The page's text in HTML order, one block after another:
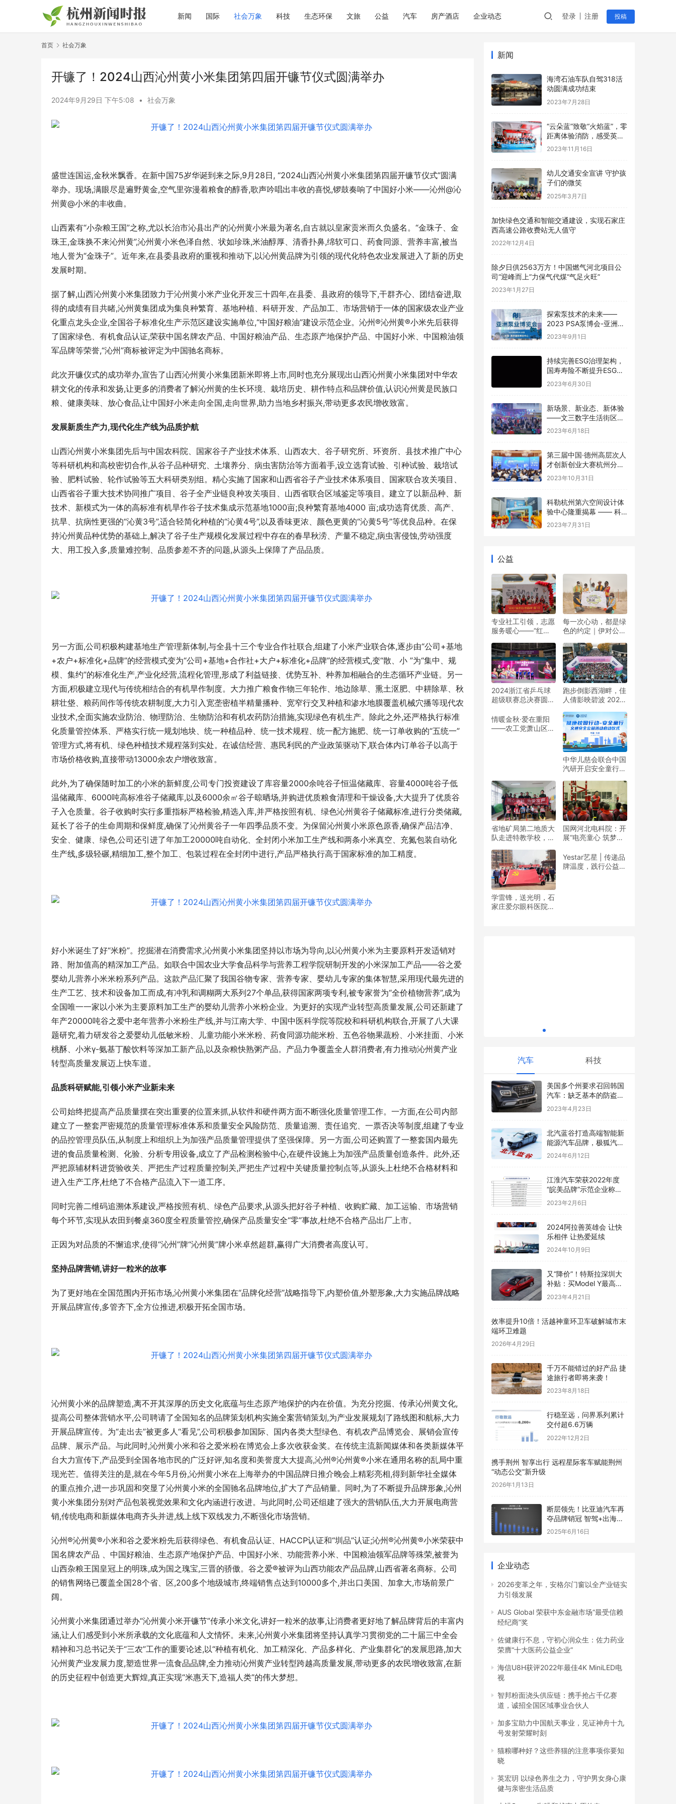
新闻 国际 社会万象 科技 生态环保 文旅 公益 汽车 房产酒店 企业动态 登录 注册 投稿
首页 社会万象
开镰了！2024山西沁州黄小米集团第四届开镰节仪式圆满举办
2024年9月29日 下午5:08 • 社会万象
盛世连国运,金秋米飘香。在新中国75岁华诞到来之际,9月28日, “2024山西沁州黄小米集团第四届开镰节仪式”圆满
举办。现场,满眼尽是遍野黄金,空气里弥漫着粮食的醇香,歌声吟唱出丰收的喜悦,锣鼓奏响了中国好小米——沁州@沁
州黄@小米的丰收曲。
山西素有“小杂粮王国”之称,尤以长治市沁县出产的沁州黄小米最为著名,自古就以皇家贡米而久负盛名。“金珠子、金
珠王,金珠换不来沁州黄”,沁州黄小米色泽自然、状如珍珠,米油醇厚、清香扑鼻,绵软可口、药食同源、营养丰富,被当
地人誉为“金珠子”。近年来,在县委县政府的重视和推动下,以沁州黄品牌为引领的现代化特色农业发展进入了新的历史
发展时期。
据了解,山西沁州黄小米集团致力于沁州黄小米产业化开发三十四年,在县委、县政府的领导下,干群齐心、团结奋进,取
得的成绩有目共睹,沁州黄集团成为集良种繁育、基地种植、科研开发、产品加工、市场营销于一体的国家级农业产业
化重点龙头企业,全国谷子标准化生产示范区建设实施单位,“中国好粮油”建设示范企业。沁州®沁州黄®小米先后获得
了国家绿色、有机食品认证,荣获中国名牌农产品、中国好粮油产品、生态原产地保护产品、中国好小米、中国粮油领
军品牌等荣誉,“沁州”商标被评定为中国驰名商标。
此次开镰仪式的成功举办,宣告了山西沁州黄小米集团新米即将上市,同时也充分展现出山西沁州黄小米集团对中华农
耕文化的传承和发扬,让更多的消费者了解沁州黄的生长环境、栽培历史、耕作特点和品牌价值,认识沁州黄是民族口
粮、健康美味、放心食品,让中国好小米走向全国,走向世界,助力当地乡村振兴,带动更多农民增收致富。
发展新质生产力,现代化生产线为品质护航
山西沁州黄小米集团先后与中国农科院、国家谷子产业技术体系、山西农大、谷子研究所、环资所、县技术推广中心
等科研机构和高校密切合作,从谷子品种研究、土壤养分、病虫害防治等方面着手,设立选育试验、引种试验、栽培试
验、肥料试验、轮作试验等五大科研类别组。精心实施了国家和山西省谷子产业技术体系项目、国家联合攻关项目、
山西省谷子重大技术协同推广项目、谷子全产业链良种攻关项目、山西省联合区域鉴定等项目。建立了以新品种、新
技术、新模式为一体的高标准有机旱作谷子技术集成示范基地1000亩;良种繁育基地4000 亩;成功选育优质、高产、
抗旱、抗病性更强的“沁黄3号”,适合轻简化种植的“沁黄4号”,以及香味更浓、颜色更黄的“沁黄5号”等优良品种。在保
持沁州黄品种优势的基础上,解决了谷子生产规模化发展过程中存在的春旱秋涝、产量不稳定,病虫害侵蚀,劳动强度
大、用工投入多,质量难控制、品质参差不齐的问题,从源头上保障了产品品质。
另一方面,公司积极构建基地生产管理新体制,与全县十三个专业合作社联合,组建了小米产业联合体,逐步由“公司+基地
+农户+标准化+品牌”的经营模式变为“公司+基地+合作社+大户+标准化+品牌”的经营模式,变“散、小 ”为“集中、规
模、集约”的标准化生产,产业化经营,流程化管理,形成了利益链接、优势互补、种养加相融合的生态循环产业链。另一
方面,积极建立现代与传统相结合的有机旱作制度。大力推广粮食作物三年轮作、地边除草、熏土沤肥、中耕除草、秋
耕壮垡、粮药间作等传统农耕制度,大力引入宽垄密植半精量播种、宽窄行交叉种植和渗水地膜覆盖机械穴播等现代农
业技术,全面实施农业防治、物理防治、生物防治和有机农药防治措施,实现绿色有机生产。除此之外,还严格执行标准
化质量管控体系、严格实行统一规划地块、统一种植品种、统一技术规程、统一配方施肥、统一订单收购的“五统一”
管理方式,将有机、绿色种植技术规程落到实处。在诚信经营、惠民利民的产业政策驱动下,联合体内订单谷子以高于
市场价格收购,直接带动13000余农户增收致富。
此外,为了确保随时加工的小米的新鲜度,公司专门投资建设了库容量2000余吨谷子恒温储藏库、容量4000吨谷子低
温储藏库、6000吨高标准谷子储藏库,以及6000余㎡谷子晾晒场,并购进优质粮食清理和干燥设备,大大提升了优质谷
子入仓质量。谷子收购时实行多重指标严格检验,精选入库,并严格按照有机、绿色沁州黄谷子储藏标准,进行分类储藏,
延长了谷子的生命周期和保鲜度,确保了沁州黄谷子一年四季品质不变。为保留沁州黄小米原色原香,确保产品洁净、
安全、健康、绿色,公司还引进了年加工20000吨自动化、全封闭小米加工生产线和两条小米真空、充氮包装自动化
生产线,多级轻碾,精细加工,整个加工、包装过程在全封闭中进行,产品严格执行高于国家标准的加工精度。
好小米诞生了好“米粉”。挖掘潜在消费需求,沁州黄小米集团坚持以市场为导向,以沁州黄小米为主要原料开发适销对
路、附加值高的精深加工产品。如联合中国农业大学食品科学与营养工程学院研制开发的小米深加工产品——谷之爱
婴幼儿营养小米米粉系列产品。这款产品汇聚了我国谷物专家、营养专家、婴幼儿专家的集体智慧,采用现代最先进的
生产工艺、技术和设备加工而成,有冲乳和调糊两大系列27个单品,获得国家两项专利,被专家誉为“全价植物营养”,成为
全国唯一一家以小米为主要原料加工生产的婴幼儿营养小米粉企业。为更好的实现产业转型高质量发展,公司还新建了
年产20000吨谷之爱中老年营养小米粉生产线,并与江南大学、中国中医科学院等院校和科研机构联合,开展了八大课
题研究,着力研发谷之爱婴幼儿低敏米粉、儿童功能小米米粉、药食同源功能米粉、五色谷物果蔬粉、小米挂面、小米
桃酥、小米γ-氨基丁酸饮料等深加工新产品,以及杂粮快熟粥产品。产品力争覆盖全人群消费者,有力推动沁州黄产业
转型高质量发展迈上快车道。
品质科研赋能,引领小米产业新未来
公司始终把提高产品质量摆在突出重要的位置来抓,从软件和硬件两方面不断强化质量管理工作。一方面,在公司内部
建立了一整套严密规范的质量管理标准体系和质量安全风险防范、质量追溯、责任追究、一票否决等制度,组建了专业
的品控管理员队伍,从制度上和组织上为加强产品质量管理提供了坚强保障。另一方面,公司还购置了一整套国内最先
进的食品质量检测、化验、分析专用设备,成立了产品检测检验中心,在硬件设施上为加强产品质量创造条件。此外,还
严把原辅材料进货验收关、严把生产过程质量控制关,严把生产过程中关键质量控制点等,从源头上杜绝不合格材料和
进入生产工序,杜绝了不合格产品流入下一道工序。
同时完善二维码追溯体系建设,严格按照有机、绿色产品要求,从源头把好谷子种植、收购贮藏、加工运输、市场营销
每个环节,实现从农田到餐桌360度全程质量管控,确保产品质量安全“零”事故,杜绝不合格产品出厂上市。
正因为对品质的不懈追求,使得“沁州”牌“沁州黄”牌小米卓然超群,赢得广大消费者高度认可。
坚持品牌营销,讲好一粒米的故事
为了更好地在全国范围内开拓市场,沁州黄小米集团在“品牌化经营”战略指导下,内塑价值,外塑形象,大力实施品牌战略
开展品牌宣传,多管齐下,全方位推进,积极开拓全国市场。
沁州黄小米的品牌塑造,离不开其深厚的历史文化底蕴与生态原产地保护的内在价值。为充分挖掘、传承沁州黄文化,
提高公司整体营销水平,公司聘请了全国知名的品牌策划机构实施全案营销策划,为产业发展规划了路线图和航标,大力
开展品牌宣传。为“走出去”被更多人“看见”,公司积极参加国际、国内各类大型绿色、有机农产品博览会、展销会宣传
品牌、展示产品。与此同时,沁州黄小米和谷之爱米粉在博览会上多次收获金奖。在传统主流新闻媒体和各类新媒体平
台大力宣传下,产品受到全国各地市民的广泛好评,知名度和美誉度大大提高,沁州®沁州黄®小米在通用名称的乱局中重
现光芒。值得关注的是,就在今年5月份,沁州黄小米在上海举办的中国品牌日推介晚会上精彩亮相,得到新华社全媒体
的重点推介,进一步巩固和突显了沁州黄小米的全国驰名品牌地位,扩大了产品销量。同时,为了不断提升品牌形象,沁州
黄小米集团分别对产品包装视觉效果和文化内涵进行改进。与此同时,公司还组建了强大的营销队伍,大力开展电商营
销,传统电商和新媒体电商齐头并进,线上线下双线发力,不断强化市场营销。
沁州®沁州黄®小米和谷之爱米粉先后获得绿色、有机食品认证、HACCP认证和“圳品”认证;沁州®沁州黄®小米荣获中
国名牌农产品 、中国好粮油、生态原产地保护产品、中国好小米、功能营养小米、中国粮油领军品牌等殊荣,被誉为
山西杂粮王国皇冠上的明珠,成为国之瑰宝,三晋的骄傲。谷之爱®被评为山西功能农产品品牌,山西省著名商标。公司
的销售网络已覆盖全国28个省、区,200多个地级城市,终端销售点达到10000多个,并出口美国、加拿大,市场前景广
阔。
沁州黄小米集团通过举办“沁州黄小米开镰节”传承小米文化,讲好一粒米的故事,让消费者更好地了解品牌背后的丰富内
涵,让人们感受到小米所承载的文化底蕴和人文情怀。未来,沁州黄小米集团将坚持认真学习贯彻党的二十届三中全会
精神和习总书记关于“三农”工作的重要论述,以“种植有机化、加工精深化、产品多样化、产业集群化”的发展思路,加大
沁州黄产业发展力度,塑造世界一流食品品牌,全力推动沁州黄产业转型跨越高质量发展,带动更多的农民增收致富,在新
的历史征程中创造更大辉煌,真正实现“米惠天下,造福人类”的伟大梦想。
新闻
海湾石油车队自驾318活
动圆满成功结束
2023年7月28日
“云朵蓝”致敬“火焰蓝”，零
距离体验消防，感受英雄
魅力！
2023年11月16日
幼儿交通安全宣讲 守护孩
子们的微笑
2025年3月7日
加快绿色交通和智能交通建设，实现石家庄
西高速公路收费站无人值守
2022年12月4日
除夕日供2563万方！中国燃气河北项目公
司“迎峰而上”力保气代煤“气足火旺”
2023年1月27日
探索泵技术的未来——
2023 PSA泵博会-亚洲泵
业博览会 中国南京
2023年9月1日
持续完善ESG治理架构，
国寿寿险不断提升ESG管
理水平
2023年6月30日
新场景、新业态、新体验
——文三数字生活街区数
字国潮市集沉浸式演绎夜
游新活力
2023年6月18日
第三届中国·德州高层次人
才创新创业大赛杭州分赛
成功举办
2023年10月31日
科勒杭州第六空间设计体
验中心隆重揭幕 —— 科
勒150周年 多维诠释优雅
生活美学
2023年7月31日
公益
专业社工引领，志愿
服务暖心——“红心”
每一次心动，都是绿
色的约定｜伊对公益
双向奔赴
2024浙江省乒乓球
超级联赛总决赛圆满
跑步倒影西湖畔，佳
人倩影映碧波 2024
靓丽开赛
情暖金秋·爱在重阳
——农工党萧山区基
中华儿慈会联合中国
汽研开启安全童行公
省地矿局第二地质大
队走进特教学校，暖
国网河北电科院：开
展“电亮童心 筑梦未
学雷锋，送光明，石
家庄爱尔眼科医院党
Yestar艺星 | 传递品
牌温度，践行公益之
卡塔尔FIFA世界杯16强出现后，下一届世界
杯的三个东道主就全军覆没！
乡音咏家乡 高歌续征程｜平阳村村歌《美丽
汽车 科技
美国多个州要求召回韩国
汽车：缺乏基本的防盗装
置 危及公共安全
2023年4月23日
​北汽蓝谷打造高端智能新
能源汽车品牌，极狐汽车
销量大幅增长
2024年6月12日
江淮汽车荣获2022年度
“皖美品牌”示范企业称号,
向世界展品牌实力
2023年2月6日
2024阿拉善英雄会 让快
乐相伴 让热爱延续
2024年10月9日
又“降价”！特斯拉深圳大
补贴：买Model Y最高可
领1.2万
2023年4月21日
效率提升10倍！活越神童环卫车破解城市末
端环卫难题
2026年4月29日
千万不能错过的好产品 捷
途旅行者即将来袭！
2023年8月18日
行稳至远，问界系列累计
交付超6.6万辆
2022年12月2日
携手荆州 智享出行 远程星际客车赋能荆州
“动态公交”新升级
2026年1月13日
断层领先！比亚迪汽车再
夺品牌销冠 智驾+出海双
引擎发力
2025年6月16日
企业动态
2026变革之年，安格尔门窗以全产业链实
力引领发展
AUS Global 荣获中东金融市场“最受信赖
经纪商”奖
佐健康行不息，守初心润众生：佐力药业
荣膺“十大医药公益企业”
海信U8H获评2022年最佳4K MiniLED电
视
智邦粉面浇头供应链：携手抢占千亿赛
道，诚招全国区域事业合伙人
加多宝助力中国航天事业，见证神舟十九
号发射荣耀时刻
猫粮哪种好？这些养猫的注意事项你要知
晓
英宏玥 以绿色养生之力，守护男女身心康
健与亲密生活品质